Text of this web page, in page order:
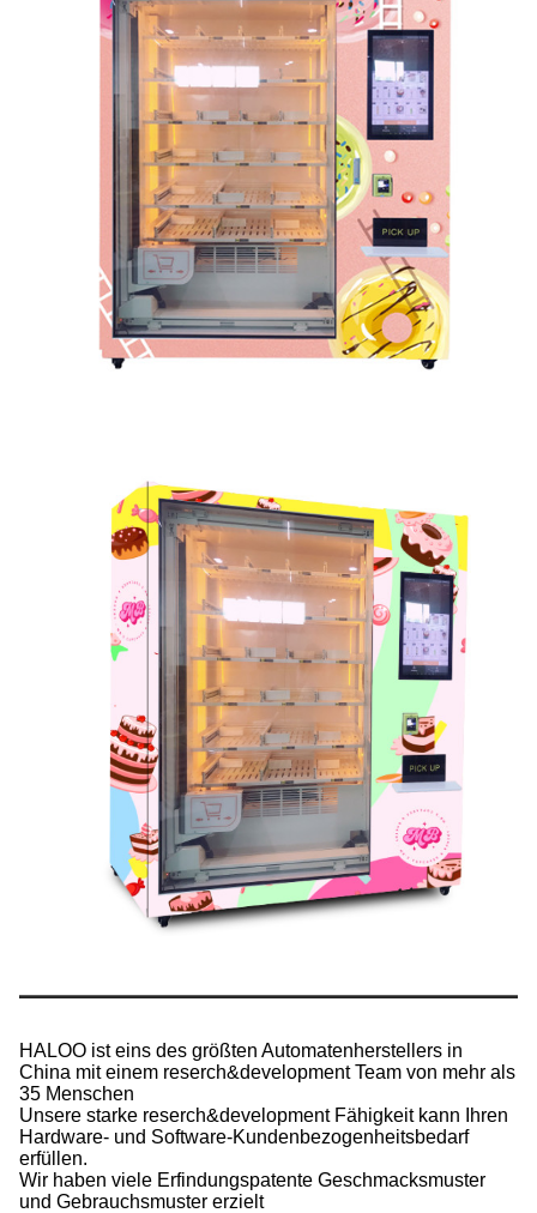
HALOO ist eins des größten Automatenherstellers in
China mit einem reserch&development Team von mehr als
35 Menschen
Unsere starke reserch&development Fähigkeit kann Ihren
Hardware- und Software-Kundenbezogenheitsbedarf
erfüllen.
Wir haben viele Erfindungspatente Geschmacksmuster
und Gebrauchsmuster erzielt